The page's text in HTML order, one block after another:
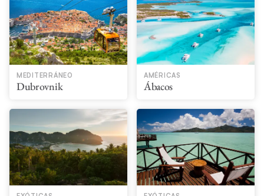
MEDITERRÁNEO
Dubrovnik
AMÉRICAS
Ábacos